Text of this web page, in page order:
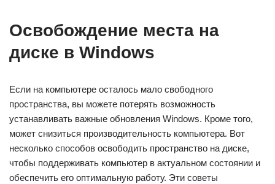
Освобождение места на
диске в Windows
Если на компьютере осталось мало свободного
пространства, вы можете потерять возможность
устанавливать важные обновления Windows. Кроме того,
может снизиться производительность компьютера. Вот
несколько способов освободить пространство на диске,
чтобы поддерживать компьютер в актуальном состоянии и
обеспечить его оптимальную работу. Эти советы